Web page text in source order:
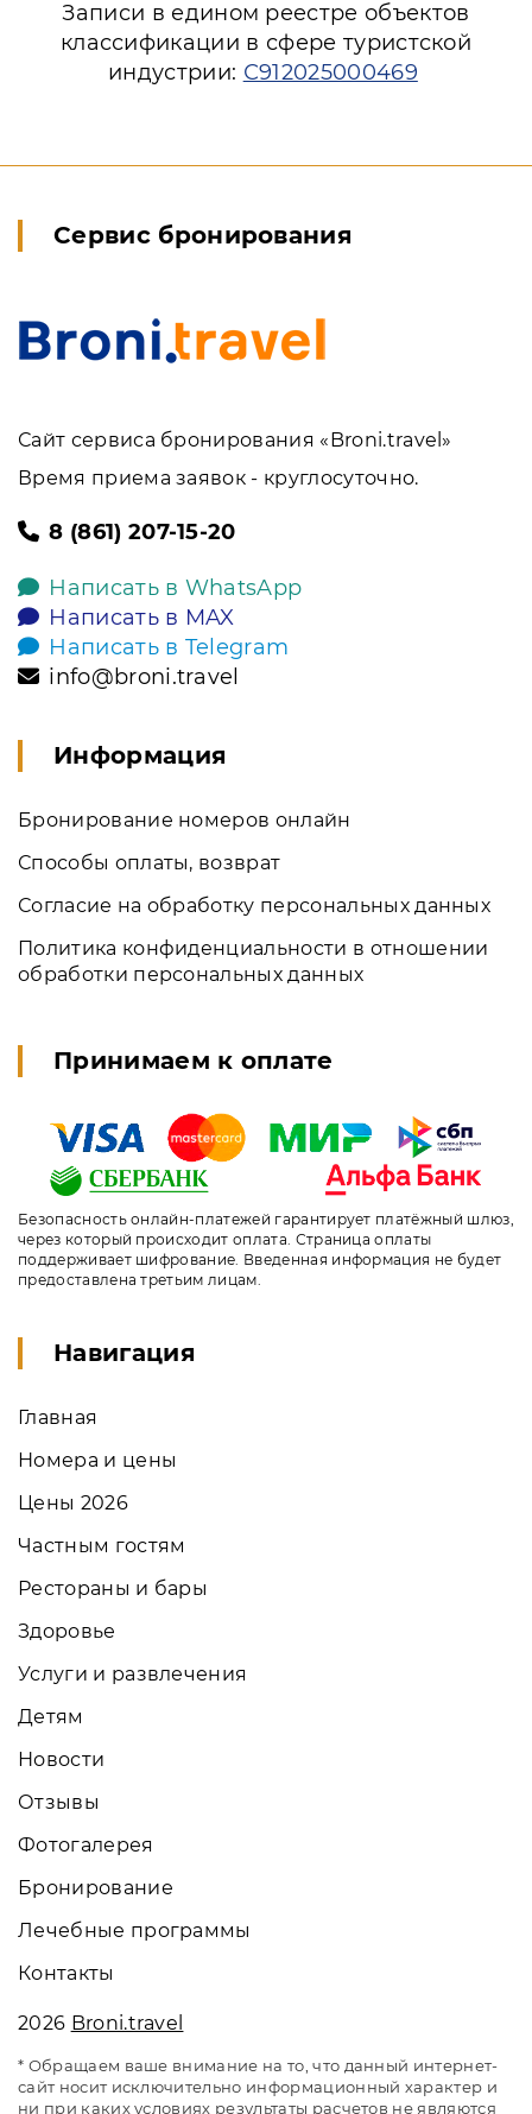
Записи в едином реестре объектов
классификации в сфере туристской
индустрии: С912025000469
Сервис бронирования
Сайт сервиса бронирования «Broni.travel»
Время приема заявок - круглосуточно.
8 (861) 207-15-20
Написать в WhatsApp
Написать в MAX
Написать в Telegram
info@broni.travel
Информация
Бронирование номеров онлайн
Способы оплаты, возврат
Согласие на обработку персональных данных
Политика конфиденциальности в отношении
обработки персональных данных
Принимаем к оплате
Безопасность онлайн-платежей гарантирует платёжный шлюз,
через который происходит оплата. Страница оплаты
поддерживает шифрование. Введенная информация не будет
предоставлена третьим лицам.
Навигация
Главная
Номера и цены
Цены 2026
Частным гостям
Рестораны и бары
Здоровье
Услуги и развлечения
Детям
Новости
Отзывы
Фотогалерея
Бронирование
Лечебные программы
Контакты
2026 Broni.travel
* Обращаем ваше внимание на то, что данный интернет-
сайт носит исключительно информационный характер и
ни при каких условиях результаты расчетов не являются